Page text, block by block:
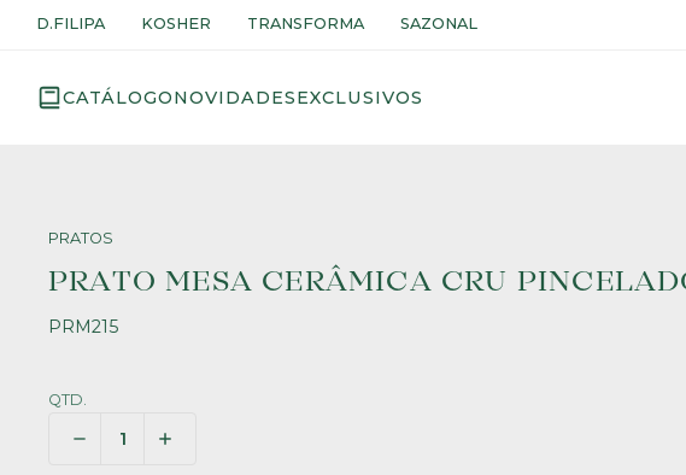
D.FILIPA KOSHER TRANSFORMA SAZONAL
CATÁLOGONOVIDADESEXCLUSIVOS
PRATOS
PRATO MESA CERÂMICA CRU
PRM215
QTD.